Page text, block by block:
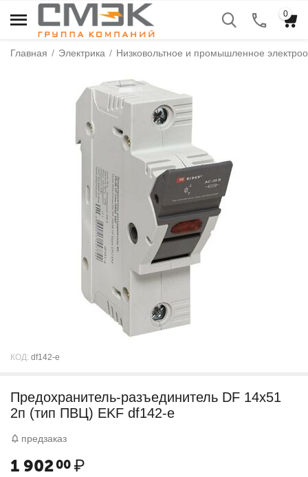
0
Главная / Электрика / Низковольтное и промышленное
КОД: df142-e
Предохранитель-разъединитель DF 14х51
2п (тип ПВЦ) EKF df142-e
предзаказ
1 90200₽